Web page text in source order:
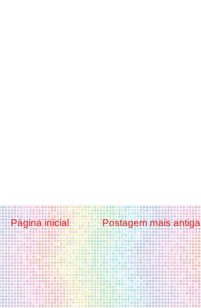
Postagem mais antiga
Página inicial